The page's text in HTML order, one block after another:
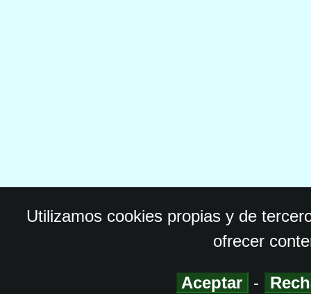
Utilizamos cookies propias y de
ofrecer
Aceptar -